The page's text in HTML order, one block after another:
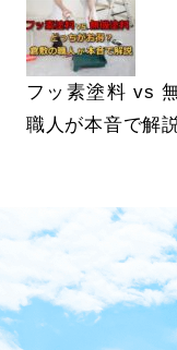
フッ素塗料 vs
職人が本音で解